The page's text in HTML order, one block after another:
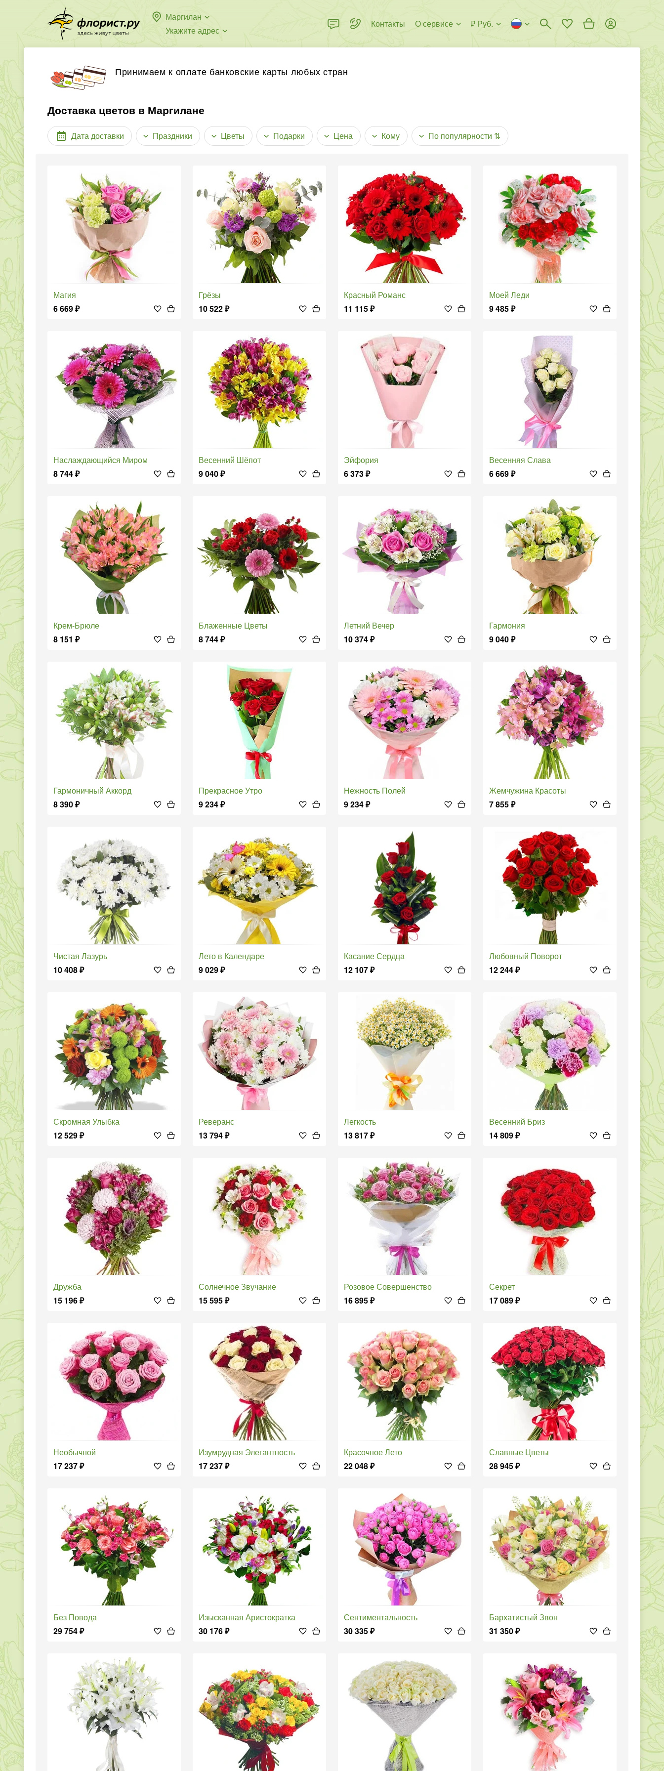
Маргилан
Укажите адрес
Контакты О сервисе ₽ Руб.
Принимаем к оплате банковские карты любых стран
Доставка цветов в Маргилане
Дата доставки Праздники Цветы Подарки Цена Кому По популярности ⇅
Магия
6 669₽
Грёзы
10 522₽
Красный Романс
11 115₽
Моей Леди
9 485₽
Наслаждающийся Миром
8 744₽
Весенний Шёпот
9 040₽
Эйфория
6 373₽
Весенняя Слава
6 669₽
Крем-Брюле
8 151 ₽
Блаженные Цветы
8 744₽
Летний Вечер
10 374₽
Гармония
9 040₽
Гармоничный Аккорд
8 390₽
Прекрасное Утро
9 234₽
Нежность Полей
9 234₽
Жемчужина Красоты
7 855₽
Чистая Лазурь
10 408₽
Лето в Календаре
9 029₽
Касание Сердца
12 107₽
Любовный Поворот
12 244₽
Скромная Улыбка
12 529₽
Реверанс
13 794₽
Легкость
13 817₽
Весенний Бриз
14 809₽
Дружба
15 196₽
Солнечное Звучание
15 595₽
Розовое Совершенство
16 895₽
Секрет
17 089₽
Необычной
17 237₽
Изумрудная Элегантность
17 237₽
Красочное Лето
22 048₽
Славные Цветы
28 945₽
Без Повода
29 754₽
Изысканная Аристократка
30 176₽
Сентиментальность
30 335₽
Бархатистый Звон
31 350₽